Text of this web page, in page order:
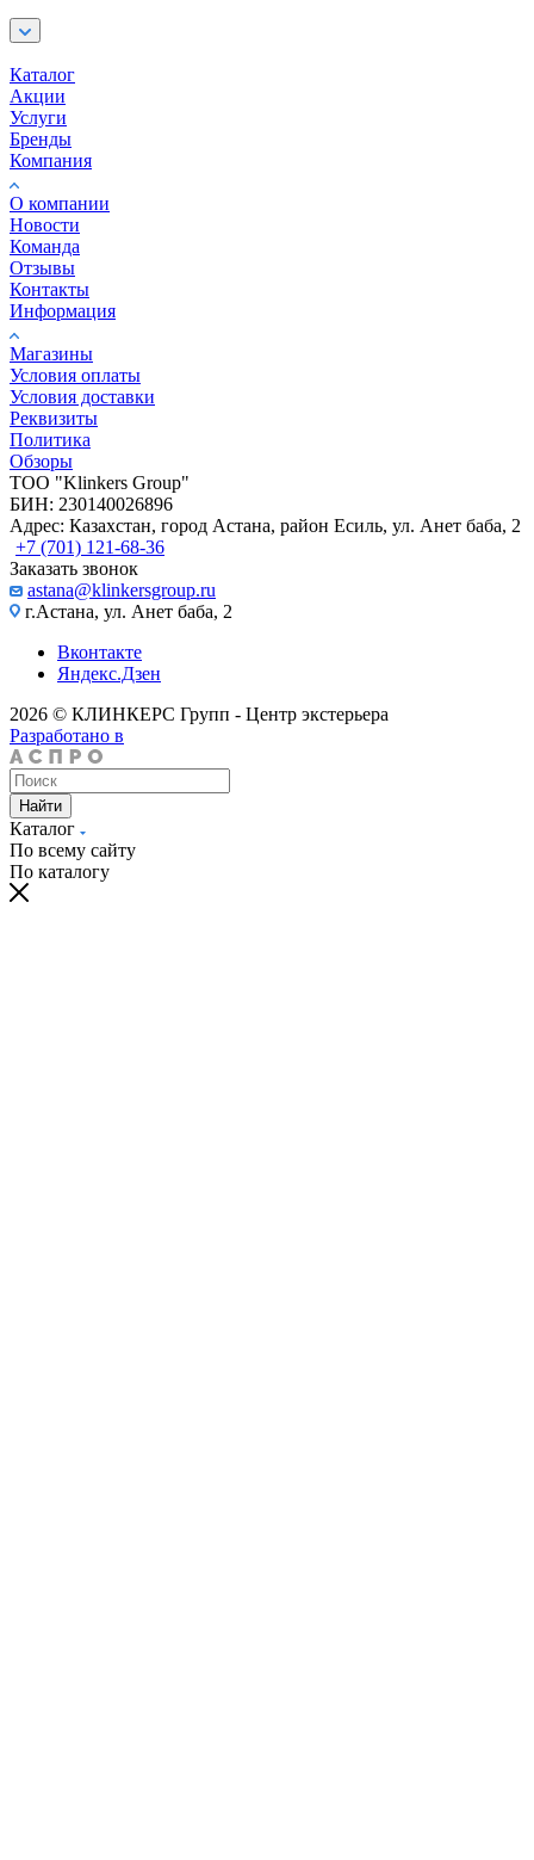
Каталог
Акции
Услуги
Бренды
Компания
О компании
Новости
Команда
Отзывы
Контакты
Информация
Магазины
Условия оплаты
Условия доставки
Реквизиты
Политика
Обзоры
TOO "Klinkers Group"
БИН: 230140026896
Адрес: Казахстан, город Астана, район Есиль, ул. Анет баба, 2
+7 (701) 121-68-36
Заказать звонок
astana@klinkersgroup.ru
г.Астана, ул. Анет баба, 2
Вконтакте
Яндекс.Дзен
2026 © КЛИНКЕРС Групп - Центр экстерьера
Разработано в
Найти
Каталог
По всему сайту
По каталогу